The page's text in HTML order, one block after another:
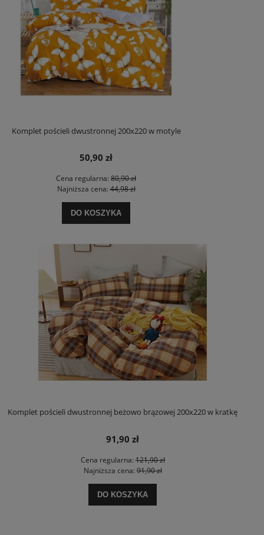
Komplet pościeli dwustronnej 200x220 w motyle
50,90 zł
Cena regularna: 80,90 zł
Najniższa cena:44,98 zł
DO KOSZYKA
Komplet pościeli dwustronnej beżowo brązowej 200x220 w kratkę
91,90 zł
Cena regularna:121,90 zł
Najniższa cena:91,90 zł
DO KOSZYKA